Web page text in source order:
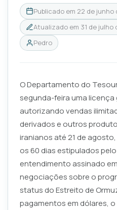
Publicado em 22 de junho
Atualizado em 31 de julho
Pedro
O Departamento do
segunda-feira uma licença
autorizando vendas
derivados e outros
iranianos até 21 de
os 60 dias estipulados
entendimento assinado
negociações sobre o
status do Estreito de
pagamentos em dólares,